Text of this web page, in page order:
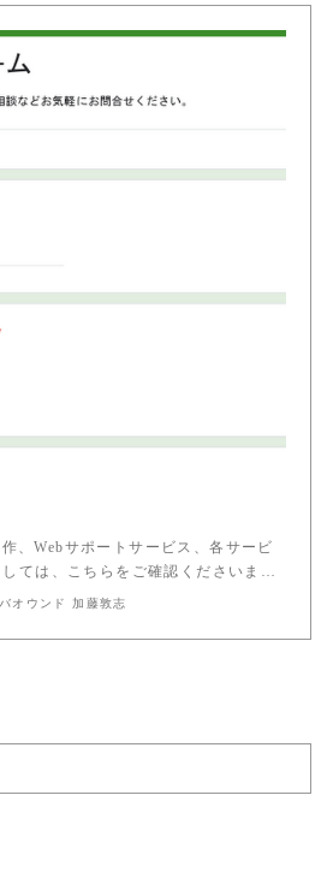
、Webサポートサービス、各サービ
ては、こちらをご確認くださいま…
オウンド 加藤敦志